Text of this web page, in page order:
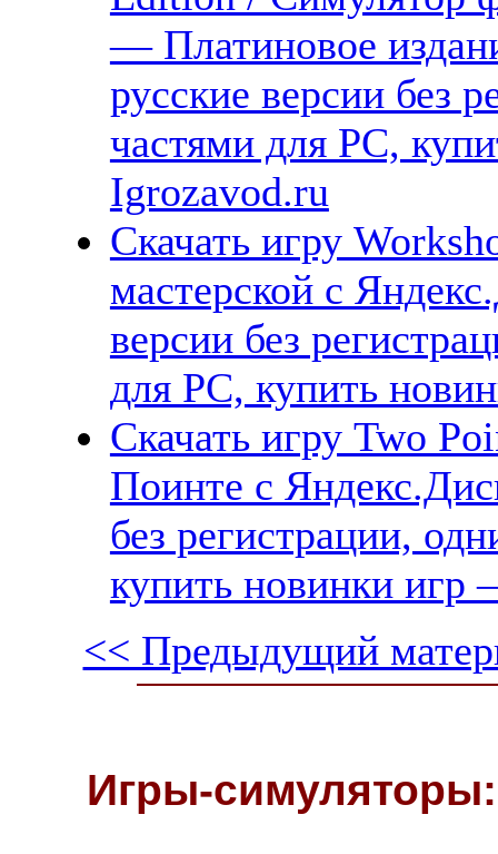
— Платиновое
русские версии без
частями для PC,
Igrozavod.ru
Скачать игру
мастерской с
версии без
для PC, купить
Скачать игру Two
Поинте с
без регистрации,
купить новинки
<< Предыдущий
Игры-